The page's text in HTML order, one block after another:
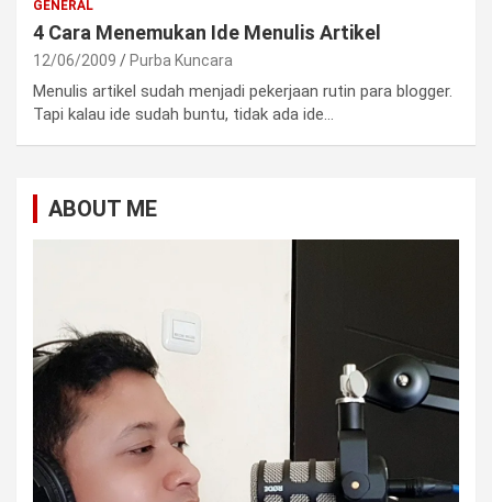
GENERAL
4 Cara Menemukan Ide Menulis Artikel
12/06/2009 Purba Kuncara
Menulis artikel sudah menjadi pekerjaan rutin para blogger.
Tapi kalau ide sudah buntu, tidak ada ide…
ABOUT ME